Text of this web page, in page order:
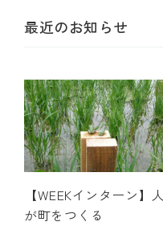
最近のお知らせ
【WEEKインターン】人
が町をつくる